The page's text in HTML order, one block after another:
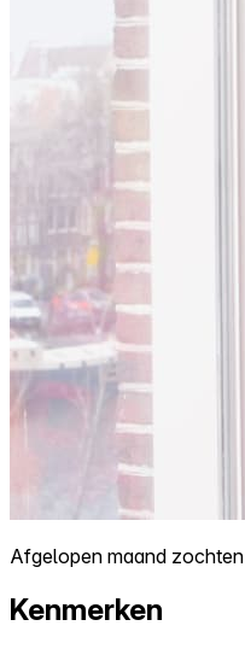
Afgelopen maand zochten
Kenmerken